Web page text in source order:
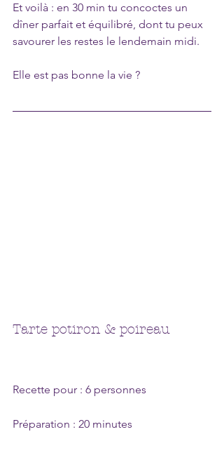
Et voilà : en 30 min tu concoctes un
dîner parfait et équilibré, dont tu peux
savourer les restes le lendemain midi.
Elle est pas bonne la vie ?
Tarte potiron & poireau
Recette pour : 6 personnes
Préparation : 20 minutes